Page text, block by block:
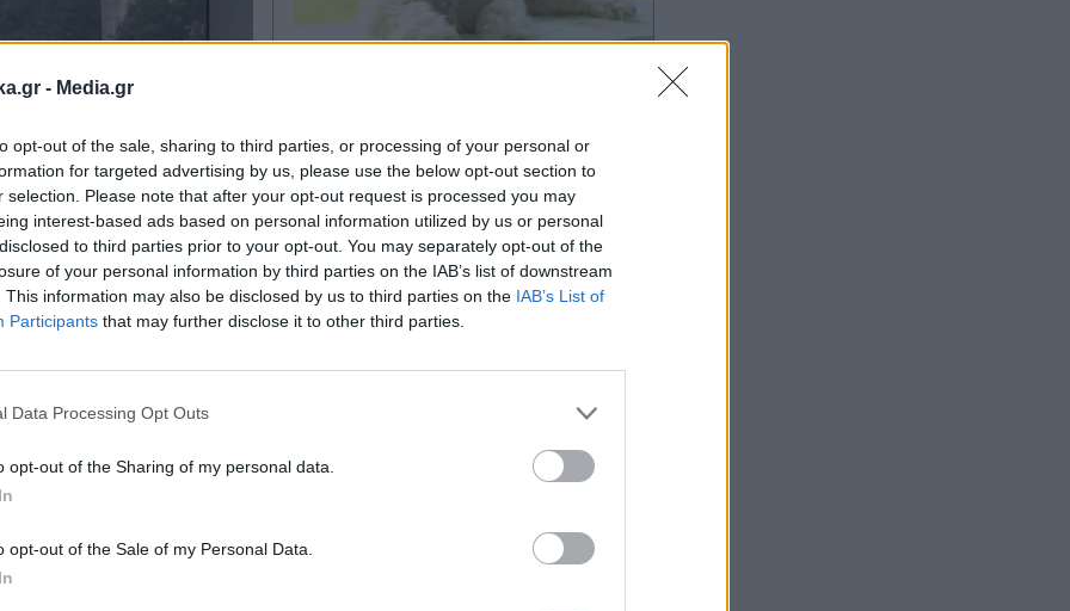
- Media.gr
opt-out of the sale, sharing to third parties, or processing of your personal or
for targeted advertising by us, please use the below opt-out section to
selection. Please note that after your opt-out request is processed you may
interest-based ads based on personal information utilized by us or personal
to third parties prior to your opt-out. You may separately opt-out of the
of your personal information by third parties on the IAB’s list of downstream
This information may also be disclosed by us to third parties on the IAB’s List of
Participants that may further disclose it to other third parties.
Data Processing Opt Outs
opt-out of the Sharing of my personal data.
opt-out of the Sale of my Personal Data.
29.06.2026 22:07
Πού εστιάζουν οι
τα αίτια της
- Στο επίκεντρο
των
και
(Βίντεο)
Οι 6 καλύτερες ράτσες
σκύλων για ηλικιωμένους
που αναζητούν ασφάλεια
και συντροφιά
newsletter
Αποδέχομαι τουςόρους χρήσης